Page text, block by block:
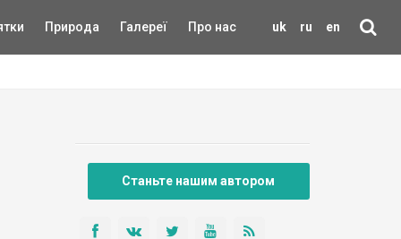
uk ru en
Природа Галереї Про нас
Станьте нашим автором